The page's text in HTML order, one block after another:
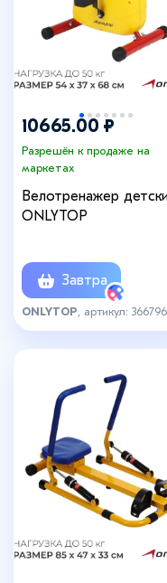
10665.00 ₽
Разрешён к продаже на
маркетах
Велотренажер
ONLYTOP
Завтра
ONLYTOP , артикул: 366796